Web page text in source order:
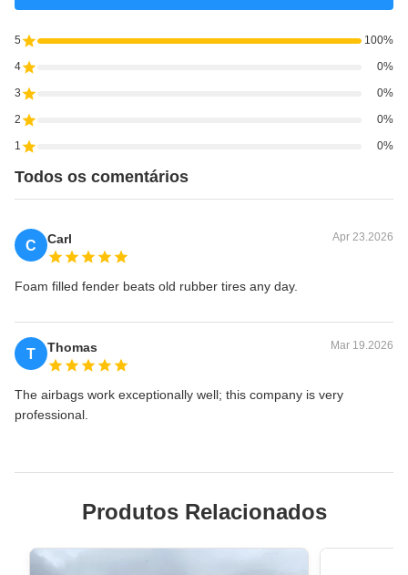
5 100%
4 0%
3 0%
2 0%
1 0%
Todos os comentários
C Carl Apr 23.2026
Foam filled fender beats old rubber tires any day.
T Thomas Mar 19.2026
The airbags work exceptionally well; this company is very
professional.
Produtos Relacionados